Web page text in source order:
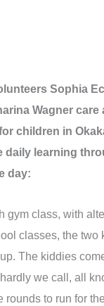
Sophia
Wagner care
children in
daily learning
day:
gym class, with
classes, the two
The kiddies
we call, all
rounds to run for